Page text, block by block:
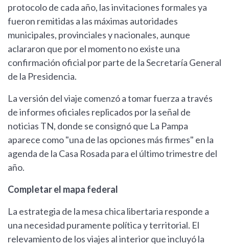
protocolo de cada año, las invitaciones formales ya
fueron remitidas a las máximas autoridades
municipales, provinciales y nacionales, aunque
aclararon que por el momento no existe una
confirmación oficial por parte de la Secretaría General
de la Presidencia.
La versión del viaje comenzó a tomar fuerza a través
de informes oficiales replicados por la señal de
noticias TN, donde se consignó que La Pampa
aparece como "una de las opciones más firmes" en la
agenda de la Casa Rosada para el último trimestre del
año.
Completar el mapa federal
La estrategia de la mesa chica libertaria responde a
una necesidad puramente política y territorial. El
relevamiento de los viajes al interior que incluyó la